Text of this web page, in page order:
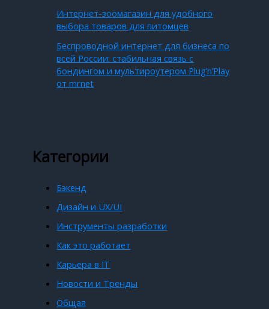
Интернет-зоомагазин для удобного
выбора товаров для питомцев
Беспроводной интернет для бизнеса по
всей России: стабильная связь с
бондингом и мультироутером Plug’n’Play
от mrnet
Категории
Бэкенд
Дизайн и UX/UI
Инструменты разработки
Как это работает
Карьера в IT
Новости и Тренды
Общая